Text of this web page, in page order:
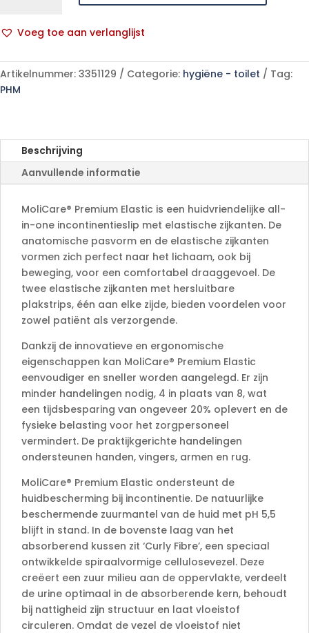
L
p/s
aantal
Voeg toe aan verlanglijst
l
t
e
a
t
Artikelnummer: 3351129 Categorie: hygiëne - toilet
Tag:
PHM
Beschrijving
Aanvullende informatie
MoliCare® Premium Elastic is een huidvriendelijke all-
in-one incontinentieslip met elastische zijkanten. De
anatomische pasvorm en de elastische zijkanten
vormen zich perfect naar het lichaam, ook bij
beweging, voor een comfortabel draaggevoel. De
twee elastische zijkanten met hersluitbare
plakstrips, één aan elke zijde, bieden voordelen voor
zowel patiënt als verzorgende.
Dankzij de innovatieve en ergonomische
eigenschappen kan MoliCare® Premium Elastic
eenvoudiger en sneller worden aangelegd. Er zijn
minder handelingen nodig, 4 in plaats van 8, wat
een tijdsbesparing van ongeveer 20% oplevert en de
fysieke belasting voor het zorgpersoneel
vermindert. De praktijkgerichte handelingen
ondersteunen handen, vingers, armen en rug.
MoliCare® Premium Elastic ondersteunt de
huidbescherming bij incontinentie. De natuurlijke
beschermende zuurmantel van de huid met pH 5,5
blijft in stand. In de bovenste laag van het
absorberend kussen zit ‘Curly Fibre’, een speciaal
ontwikkelde spiraalvormige cellulosevezel. Deze
creëert een zuur milieu aan de oppervlakte, verdeelt
de urine optimaal in de absorberende kern, behoudt
bij nattigheid zijn structuur en laat vloeistof
circuleren. Omdat de vezel de vloeistof niet